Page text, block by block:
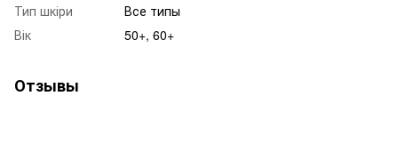
Тип шкіри
Все типы
Вік
50+, 60+
Отзывы